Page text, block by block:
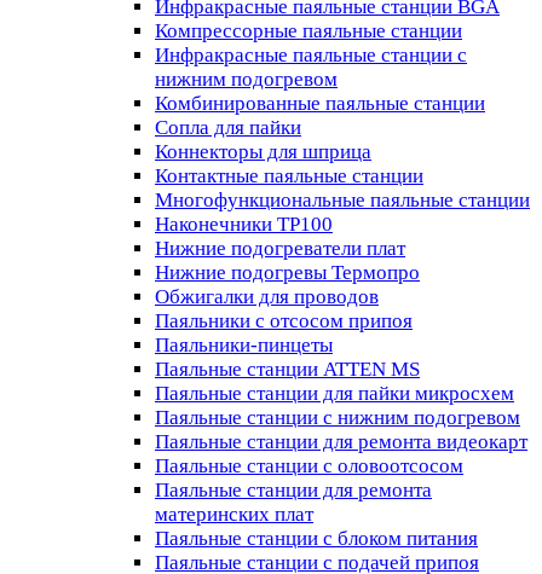
Инфракрасные паяльные станции BGA
Компрессорные паяльные станции
Инфракрасные паяльные станции с
нижним подогревом
Комбинированные паяльные станции
Сопла для пайки
Коннекторы для шприца
Контактные паяльные станции
Многофункциональные паяльные станции
Наконечники TP100
Нижние подогреватели плат
Нижние подогревы Термопро
Обжигалки для проводов
Паяльники с отсосом припоя
Паяльники-пинцеты
Паяльные станции ATTEN MS
Паяльные станции для пайки микросхем
Паяльные станции с нижним подогревом
Паяльные станции для ремонта видеокарт
Паяльные станции с оловоотсосом
Паяльные станции для ремонта
материнских плат
Паяльные станции с блоком питания
Паяльные станции с подачей припоя